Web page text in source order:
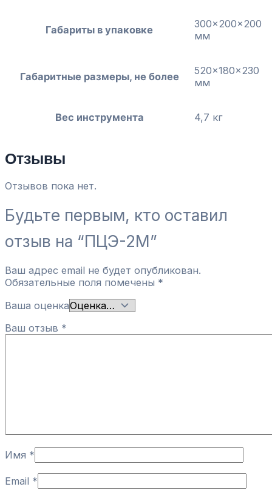
Габариты в упаковке
300x200x200
мм
Габаритные размеры, не более
520x180x230
мм
Вес инструмента 4,7 кг
Отзывы
Отзывов пока нет.
Будьте первым, кто оставил
отзыв на “ПЦЭ-2М”
Ваш адрес email не будет опубликован.
Обязательные поля помечены *
Ваша оценка
Ваш отзыв *
Имя *
Email *